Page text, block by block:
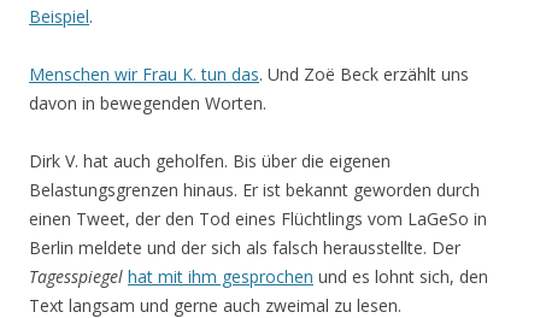
Beispiel.
Menschen wir Frau K. tun das. Und Zoë Beck erzählt uns
davon in bewegenden Worten.
Dirk V. hat auch geholfen. Bis über die eigenen
Belastungsgrenzen hinaus. Er ist bekannt geworden durch
einen Tweet, der den Tod eines Flüchtlings vom LaGeSo in
Berlin meldete und der sich als falsch herausstellte. Der
Tagesspiegel hat mit ihm gesprochen und es lohnt sich, den
Text langsam und gerne auch zweimal zu lesen.